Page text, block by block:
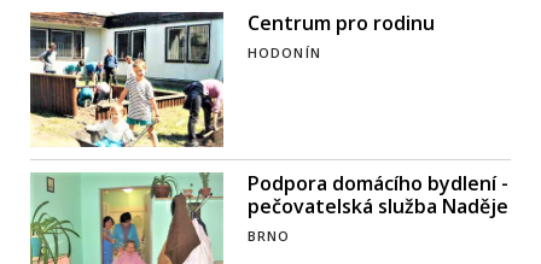
Centrum pro rodinu
HODONÍN
Podpora domácího bydlení -
pečovatelská služba Naděje
BRNO